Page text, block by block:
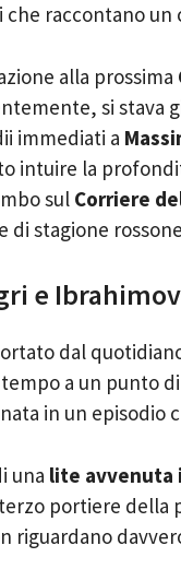
raccontano un
alla prossima
si stava
immediati a
intuire la
sul Corriere
di stagione
e
dal
a un punto
in un episodio
una lite avvenuta
portiere della
riguardano